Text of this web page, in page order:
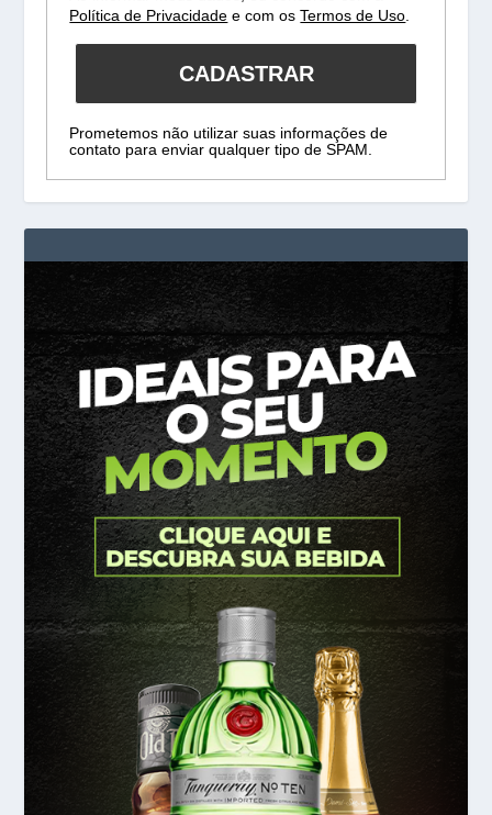
Política de Privacidade e com osTermos de Uso
CADASTRAR
Prometemos não utilizar suas informações de
contato para enviar qualquer tipo de SPAM.